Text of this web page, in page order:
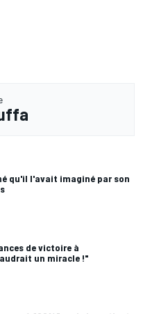
qu'il l'avait imaginé par son
de victoire à
un miracle !"